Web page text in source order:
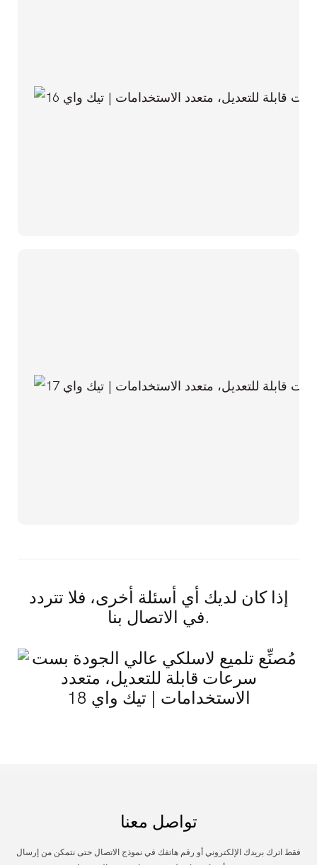
إذا كان لديك أي أسئلة أخرى، فلا تتردد
في الاتصال بنا.
تواصل معنا
فقط اترك بريدك الإلكتروني أو رقم هاتفك في نموذج الاتصال حتى نتمكن من إرسال